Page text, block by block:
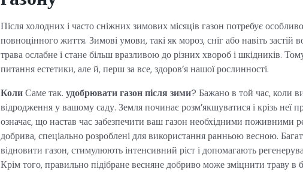
Після холодних і часто сніжних зимових місяців газон потребує
повноцінного життя. Зимові умови, такі як мороз, сніг або навіть
трава ослабне і стане більш вразливою до різних хвороб і шкідників.
питання естетики, але й, перш за все, здоров’я нашої рослинності.
КолиСаме так. удобрювати газон після зими? Бажано в той час, коли
відродження у вашому саду. Земля починає розм’якшуватися і крізь неї
означає, що настав час забезпечити ваш газон необхідними поживними
добрива, спеціально розроблені для використання ранньою весною.
відновити газон, стимулюють інтенсивний ріст і допомагають
Крім того, правильно підібране весняне добриво може зміцнити траву в